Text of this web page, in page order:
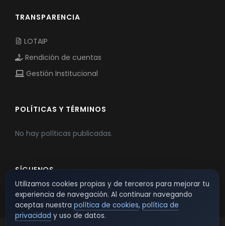
TRANSPARENCIA
LOTAIP
Rendición de cuentas
Gestión Institucional
POLÍTICAS Y TÉRMINOS
No hay políticas publicadas.
SÍGUENOS
Utilizamos cookies propias y de terceros para mejorar tu
experiencia de navegación. Al continuar navegando
aceptas nuestra política de cookies, política de
privacidad y uso de datos.